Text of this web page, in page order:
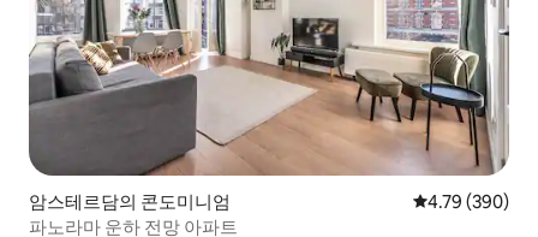
암스테르담의 콘도미니엄 평점 4.79점(5
4.79 (390)
파노라마 운하 전망 아파트